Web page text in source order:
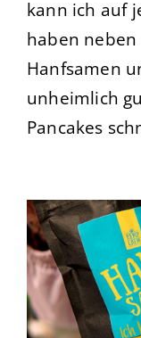
kann ich auf
haben
Hanfsamen
unheimlich
Pancakes